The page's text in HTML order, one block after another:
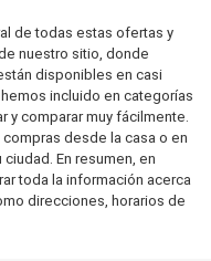
de todas estas ofertas y
nuestro sitio, donde
disponibles en casi
incluido en categorías
y comparar muy fácilmente.
desde la casa o en
En resumen, en
toda la información acerca
direcciones, horarios de